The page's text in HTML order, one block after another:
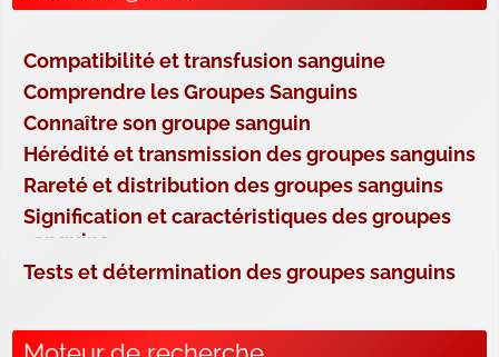
Compatibilité et transfusion sanguine
Comprendre les Groupes Sanguins
Connaître son groupe sanguin
Hérédité et transmission des groupes sanguins
Rareté et distribution des groupes sanguins
Signification et caractéristiques des groupes
sanguins
Tests et détermination des groupes sanguins